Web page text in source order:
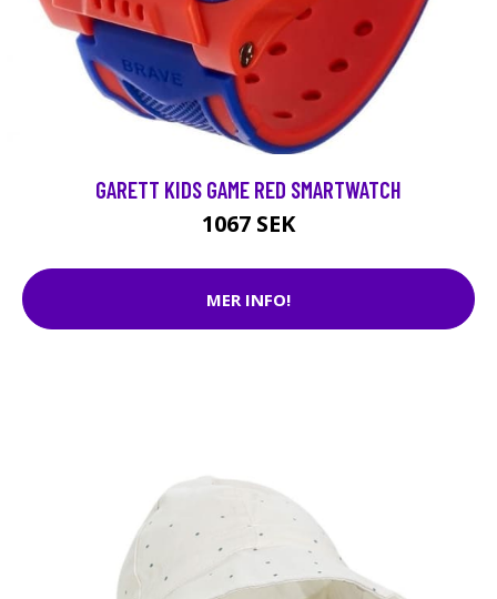
GARETT KIDS GAME RED SMARTWATCH
1067 SEK
MER INFO!